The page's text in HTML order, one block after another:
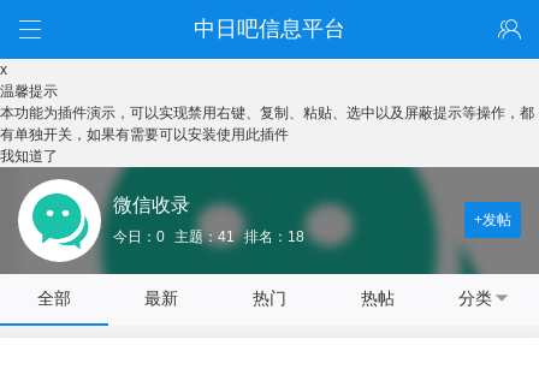
中日吧信息平台
x
温馨提示
本功能为插件演示，可以实现禁用右键、复制、粘贴、选中以及屏蔽提示等操作，都
有单独开关，如果有需要可以安装使用此插件
我知道了
微信收录
今日：0 主题：41 排名：18
+发帖
全部 最新 热门 热帖 分类